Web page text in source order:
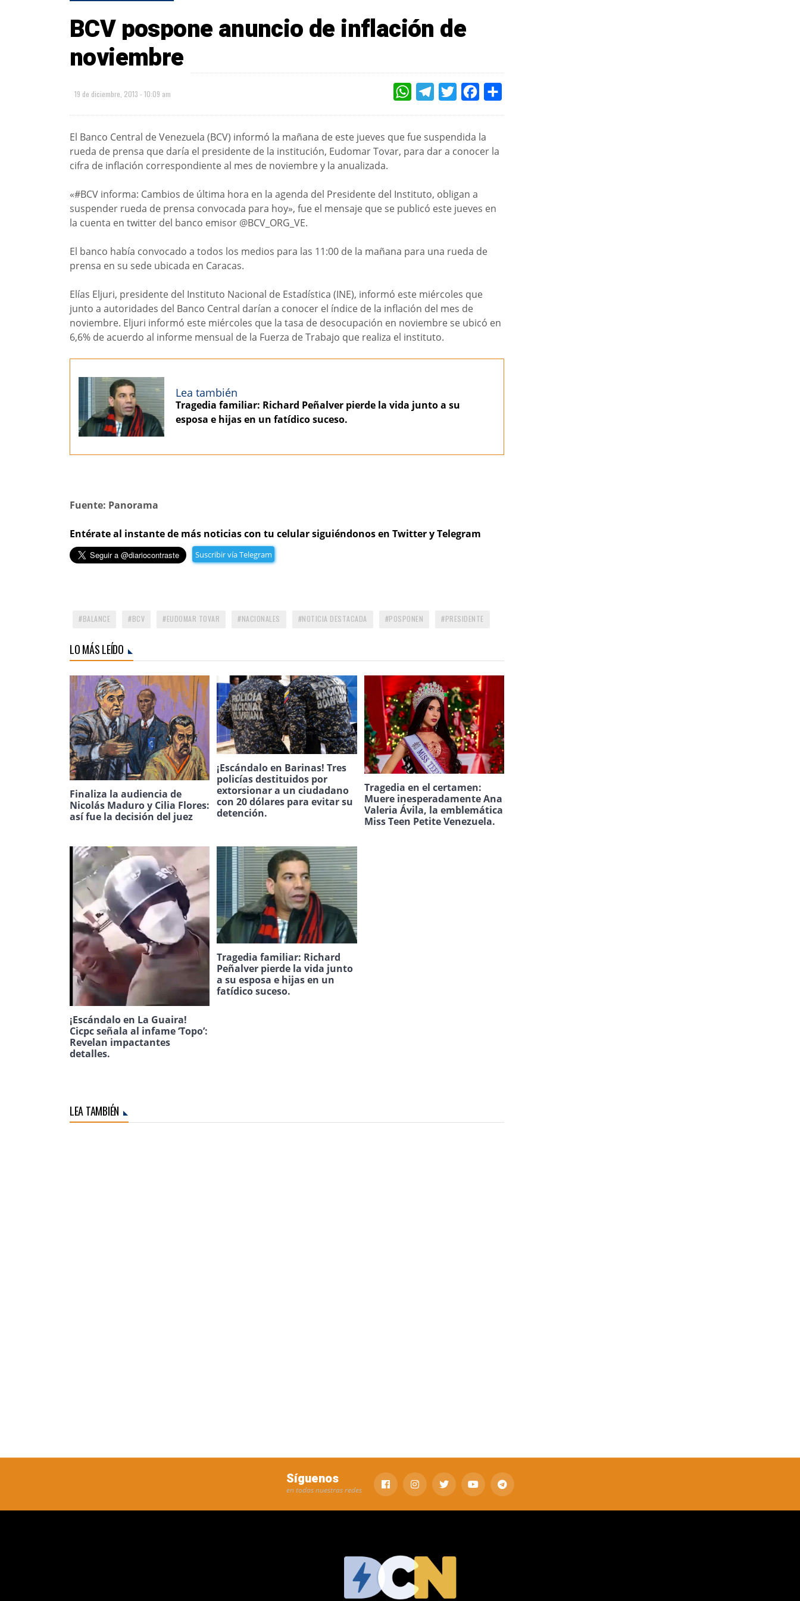
BCV pospone anuncio de inflación de
noviembre
19 de diciembre, 2013 - 10:09 am WHATSAPPTELEGRAMTWITTERFACEBOOK
El Banco Central de Venezuela (BCV) informó la mañana de este jueves que fue suspendida la
rueda de prensa que daría el presidente de la institución, Eudomar Tovar, para dar a conocer la
cifra de inflación correspondiente al mes de noviembre y la anualizada.
«#BCV informa: Cambios de última hora en la agenda del Presidente del Instituto, obligan a
suspender rueda de prensa convocada para hoy», fue el mensaje que se publicó este jueves en
la cuenta en twitter del banco emisor @BCV_ORG_VE.
El banco había convocado a todos los medios para las 11:00 de la mañana para una rueda de
prensa en su sede ubicada en Caracas.
Elías Eljuri, presidente del Instituto Nacional de Estadística (INE), informó este miércoles que
junto a autoridades del Banco Central darían a conocer el índice de la inflación del mes de
noviembre. Eljuri informó este miércoles que la tasa de desocupación en noviembre se ubicó en
6,6% de acuerdo al informe mensual de la Fuerza de Trabajo que realiza el instituto.
Lea también
Tragedia familiar: Richard Peñalver pierde la vida junto a su
esposa e hijas en un fatídico suceso.
Fuente: Panorama
Entérate al instante de más noticias con tu celular siguiéndonos en Twitter y Telegram
Suscribir vía Telegram
BALANCE BCV EUDOMAR TOVAR NACIONALES NOTICIA DESTACADA POSPONEN PRESIDENTE
LO MÁS LEÍDO
Finaliza la audiencia de
Nicolás Maduro y Cilia Flores:
así fue la decisión del juez
¡Escándalo en Barinas! Tres
policías destituidos por
extorsionar a un ciudadano
con 20 dólares para evitar su
detención.
Tragedia en el certamen:
Muere inesperadamente Ana
Valeria Ávila, la emblemática
Miss Teen Petite Venezuela.
¡Escándalo en La Guaira!
Cicpc señala al infame ‘Topo’:
Revelan impactantes
detalles.
Tragedia familiar: Richard
Peñalver pierde la vida junto
a su esposa e hijas en un
fatídico suceso.
LEA TAMBIÉN
Síguenos
en todas nuestras redes